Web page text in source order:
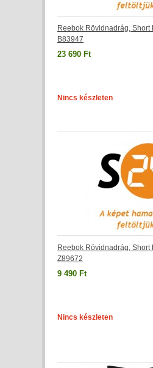
Reebok Rövidnadrág, Short
B83947
23 690 Ft
Nincs készleten
Reebok Rövidnadrág, Short
Z89672
9 490 Ft
Nincs készleten